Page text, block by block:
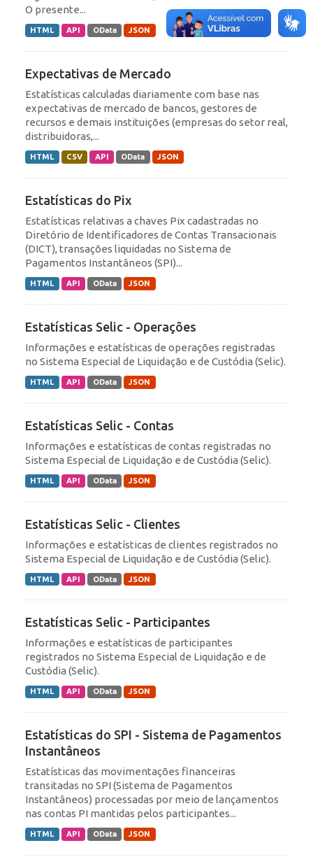
O presente...
HTML API OData JSON
Expectativas de Mercado
Estatísticas calculadas diariamente com base nas
expectativas de mercado de bancos, gestores de
recursos e demais instituições (empresas do setor real,
distribuidoras,...
HTML CSV API OData JSON
Estatísticas do Pix
Estatísticas relativas a chaves Pix cadastradas no
Diretório de Identificadores de Contas Transacionais
(DICT), transações liquidadas no Sistema de
Pagamentos Instantâneos (SPI)...
HTML API OData JSON
Estatísticas Selic - Operações
Informações e estatísticas de operações registradas
no Sistema Especial de Liquidação e de Custódia (Selic).
HTML API OData JSON
Estatísticas Selic - Contas
Informações e estatísticas de contas registradas no
Sistema Especial de Liquidação e de Custódia (Selic).
HTML API OData JSON
Estatísticas Selic - Clientes
Informações e estatísticas de clientes registrados no
Sistema Especial de Liquidação e de Custódia (Selic).
HTML API OData JSON
Estatísticas Selic - Participantes
Informações e estatísticas de participantes
registrados no Sistema Especial de Liquidação e de
Custódia (Selic).
HTML API OData JSON
Estatísticas do SPI - Sistema de Pagamentos
Instantâneos
Estatísticas das movimentações financeiras
transitadas no SPI (Sistema de Pagamentos
Instantâneos) processadas por meio de lançamentos
nas contas PI mantidas pelos participantes...
HTML API OData JSON